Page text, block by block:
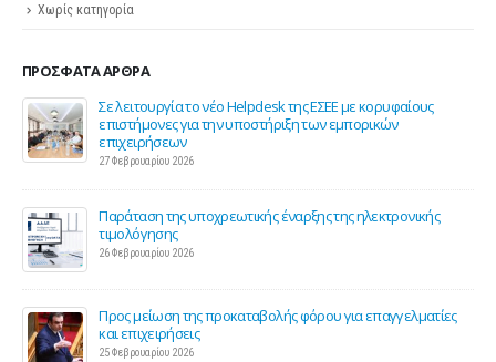
Χωρίς κατηγορία
ΠΡΌΣΦΑΤΑ ΆΡΘΡΑ
Σε λειτουργία το νέο Helpdesk της ΕΣΕΕ με κορυφαίους
επιστήμονες για την υποστήριξη των εμπορικών
επιχειρήσεων
27 Φεβρουαρίου 2026
Παράταση της υποχρεωτικής έναρξης της ηλεκτρονικής
τιμολόγησης
26 Φεβρουαρίου 2026
Προς μείωση της προκαταβολής φόρου για επαγγελματίες
και επιχειρήσεις
25 Φεβρουαρίου 2026